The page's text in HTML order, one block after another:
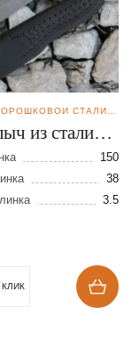
из стали
121
150
38
3.5
КЛИК